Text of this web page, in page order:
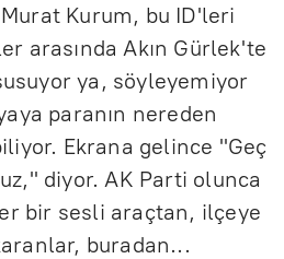
Kurum, bu ID'leri
arasında Akın Gürlek'te
ya, söyleyemiyor
paranın nereden
Ekrana gelince "Geç
diyor. AK Parti olunca
bir sesli araçtan, ilçeye
buradan...